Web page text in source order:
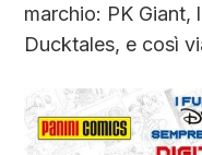
marchio: PK Giant,
Ducktales, e così